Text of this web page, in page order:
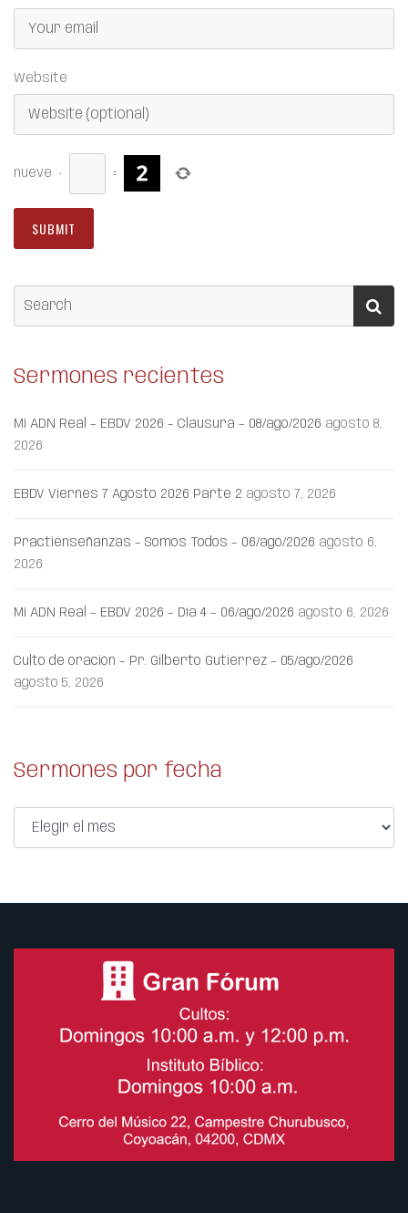
Website
nueve − =
Sermones recientes
Mi ADN Real – EBDV 2026 – Clausura – 08/ago/2026 agosto 8,
2026
EBDV Viernes 7 Agosto 2026 Parte 2 agosto 7, 2026
Practienseñanzas – Somos Todos – 06/ago/2026 agosto 6,
2026
Mi ADN Real – EBDV 2026 – Día 4 – 06/ago/2026 agosto 6, 2026
Culto de oración – Pr. Gilberto Gutiérrez – 05/ago/2026
agosto 5, 2026
Sermones por fecha